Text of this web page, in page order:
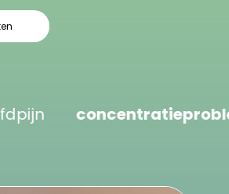
concentratieproblemen